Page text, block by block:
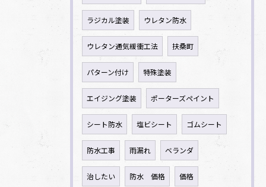
ラジカル塗装 ウレタン防水
ウレタン通気緩衝工法 扶桑町
パターン付け 特殊塗装
エイジング塗装 ポーターズペイント
シート防水 塩ビシート ゴムシート
防水工事 雨漏れ ベランダ
治したい 防水 価格 価格